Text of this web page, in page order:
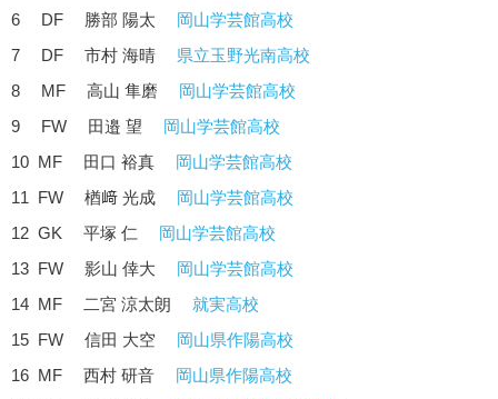
6 DF 勝部 陽太 岡山学芸館高校
7 DF 市村 海晴 県立玉野光南高校
8 MF 高山 隼磨 岡山学芸館高校
9 FW 田邉 望 岡山学芸館高校
10 MF 田口 裕真 岡山学芸館高校
11 FW 楢﨑 光成 岡山学芸館高校
12 GK 平塚 仁 岡山学芸館高校
13 FW 影山 倖大 岡山学芸館高校
14 MF 二宮 涼太朗 就実高校
15 FW 信田 大空 岡山県作陽高校
16 MF 西村 研音 岡山県作陽高校